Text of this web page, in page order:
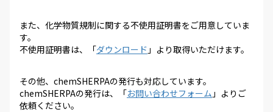
また、化学物質規制に関する不使用証明書をご用意していま
す。
不使用証明書は、「ダウンロード 」より取得いただけます。
その他、chemSHERPAの発行も対応しています。
chemSHERPAの発行は、「お問い合わせフォーム 」よりご
依頼ください。